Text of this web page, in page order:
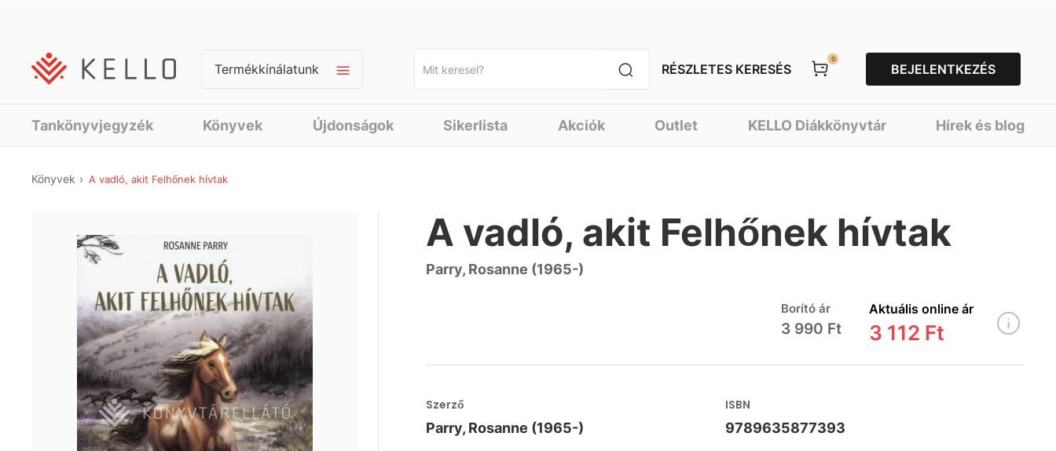
Termékkínálatunk RÉSZLETES KERESÉS
0
BEJELENTKEZÉS
Tankönyvjegyzék Könyvek Újdonságok Sikerlista Akciók Outlet KELLO Diákkönyvtár Hírek és blog
Könyvek A vadló, akit Felhőnek hívtak
A vadló, akit Felhőnek hívtak
Parry, Rosanne (1965-)
Borító ár
3 990 Ft
Aktuális online ár
3 112 Ft
Szerző
Parry, Rosanne (1965-)
ISBN
9789635877393